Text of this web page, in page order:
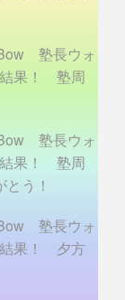
塾長ウォ
果！ 塾周
塾長ウォ
果！ 塾周
う！
塾長ウォ
果！ 夕方